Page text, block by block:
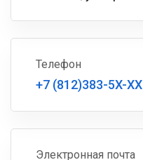
Телефон
+7 (812)383-5X-XX
Электронная почта